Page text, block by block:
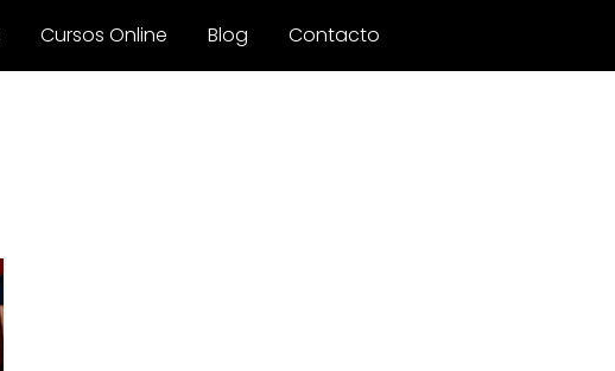
Cursos Online Blog Contacto